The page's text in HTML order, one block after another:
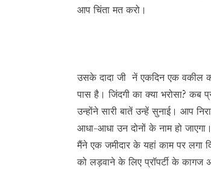
आप चिंता मत करो।
उसके दादा जी नें एकदिन एक वकील
पास है। जिंदगी का क्या भरोसा?
उन्होंने सारी बातें उन्हें सुनाई। आप
आधा-आधा उन दोनों के नाम हो
मैंने एक जमीदार के यहां काम पर लगा
को लड़वाने के लिए प्रॉपर्टी के कागज